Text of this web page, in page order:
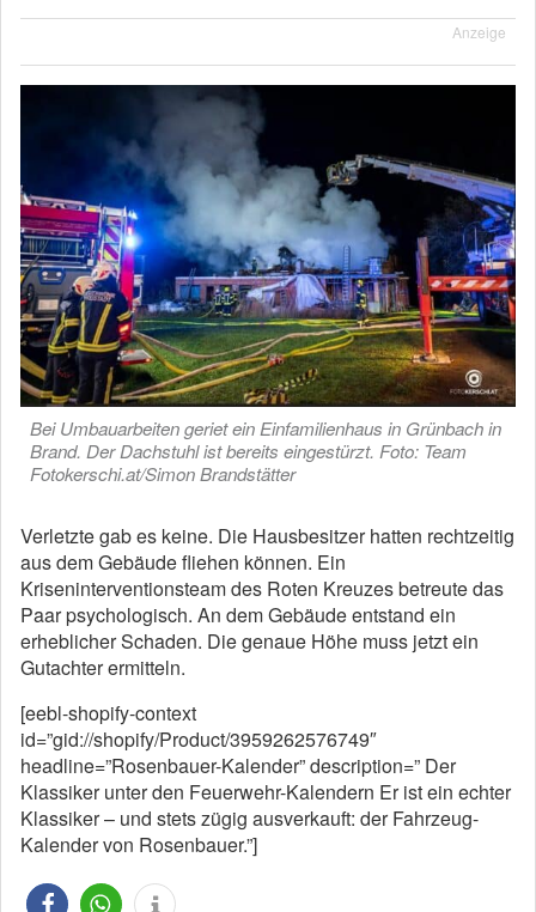
Anzeige
Bei Umbauarbeiten geriet ein Einfamilienhaus in Grünbach in
Brand. Der Dachstuhl ist bereits eingestürzt. Foto: Team
Fotokerschi.at/Simon Brandstätter
Verletzte gab es keine. Die Hausbesitzer hatten rechtzeitig
aus dem Gebäude fliehen können. Ein
Kriseninterventionsteam des Roten Kreuzes betreute das
Paar psychologisch. An dem Gebäude entstand ein
erheblicher Schaden. Die genaue Höhe muss jetzt ein
Gutachter ermitteln.
[eebl-shopify-context
id=”gid://shopify/Product/3959262576749″
headline=”Rosenbauer-Kalender” description=” Der
Klassiker unter den Feuerwehr-Kalendern Er ist ein echter
Klassiker – und stets zügig ausverkauft: der Fahrzeug-
Kalender von Rosenbauer.”]